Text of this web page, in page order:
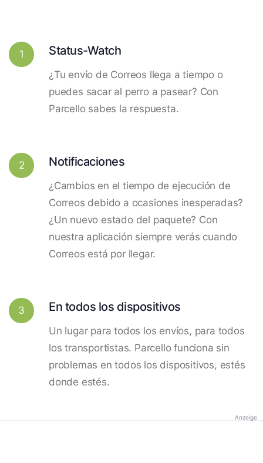
1 Status-Watch
¿Tu envío de Correos llega a tiempo o
puedes sacar al perro a pasear? Con
Parcello sabes la respuesta.
2 Notificaciones
¿Cambios en el tiempo de ejecución de
Correos debido a ocasiones inesperadas?
¿Un nuevo estado del paquete? Con
nuestra aplicación siempre verás cuando
Correos está por llegar.
3 En todos los dispositivos
Un lugar para todos los envíos, para todos
los transportistas. Parcello funciona sin
problemas en todos los dispositivos, estés
donde estés.
Anzeige